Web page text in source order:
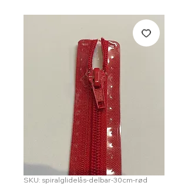
SKU: spiralglidelås-delbar-30cm-rød